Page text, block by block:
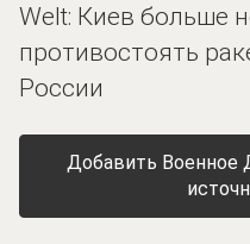
Welt: Киев больше
противостоять
России
Добавить Военное